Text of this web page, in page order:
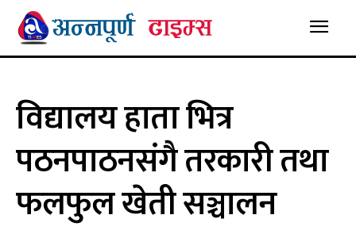
विद्यालय हाता भित्र
पठनपाठनसंगै तरकारी तथा
फलफुल खेती सञ्चालन